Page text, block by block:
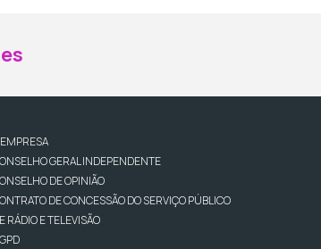
GERAL INDEPENDENTE
DE OPINIÃO
DE CONCESSÃO DO SERVIÇO PÚBLICO
RÁDIO E TELEVISÃO